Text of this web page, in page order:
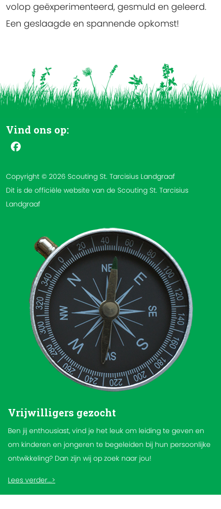
volop geëxperimenteerd, gesmuld en geleerd.
Een geslaagde en spannende opkomst!
Vind ons op:
Copyright © 2026 Scouting St. Tarcisius Landgraaf
Dit is de officiële website van de Scouting St. Tarcisius
Landgraaf
Vrijwilligers gezocht
Ben jij enthousiast, vind je het leuk om leiding te geven en
om kinderen en jongeren te begeleiden bij hun persoonlijke
ontwikkeling? Dan zijn wij op zoek naar jou!
Lees verder...>